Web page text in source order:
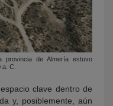
provincia de Almería estuvo
C.
clave dentro de
y, posiblemente, aún